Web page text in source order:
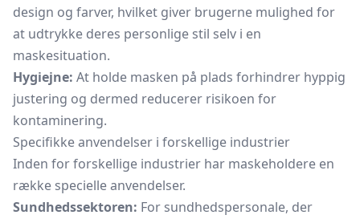
design og farver, hvilket giver brugerne mulighed for
at udtrykke deres personlige stil selv i en
maskesituation.
Hygiejne: At holde masken på plads forhindrer hyppig
justering og dermed reducerer risikoen for
kontaminering.
Specifikke anvendelser i forskellige industrier
Inden for forskellige industrier har maskeholdere en
række specielle anvendelser.
Sundhedssektoren: For sundhedspersonale, der